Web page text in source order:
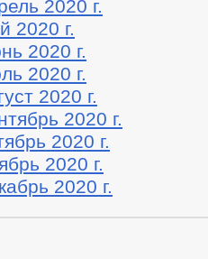
2020 г.
2020 г.
2020 г.
2020 г.
2020 г.
2020 г.
2020 г.
2020 г.
2020 г.